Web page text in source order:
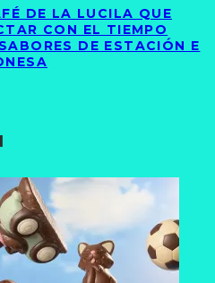
DE LA LUCILA QUE
CON EL TIEMPO
DE ESTACIÓN E